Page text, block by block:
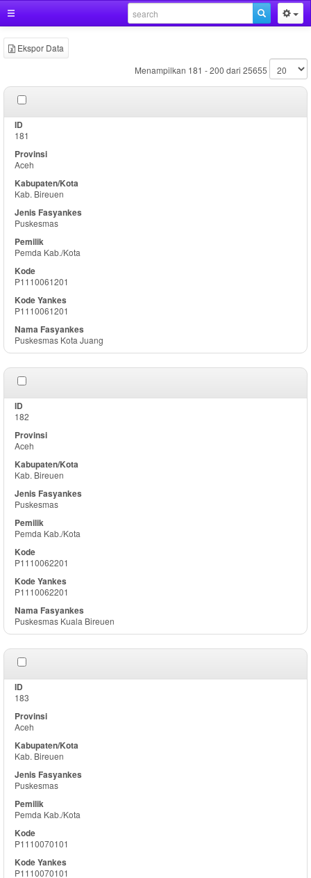
Ekspor Data
Menampilkan 181 - 200 dari 25655
181
Aceh
Kab. Bireuen
Puskesmas
Pemda Kab./Kota
P1110061201
P1110061201
Puskesmas Kota Juang
182
Aceh
Kab. Bireuen
Puskesmas
Pemda Kab./Kota
P1110062201
P1110062201
Puskesmas Kuala Bireuen
183
Aceh
Kab. Bireuen
Puskesmas
Pemda Kab./Kota
P1110070101
P1110070101